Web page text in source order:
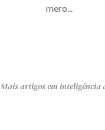
mero...
Mais artigos em